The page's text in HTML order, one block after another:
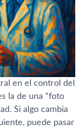
en el control del
la de una “foto
Si algo cambia
puede pasar